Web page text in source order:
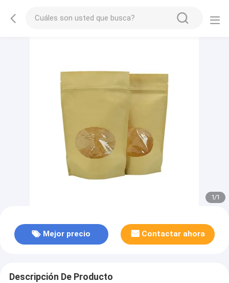
1/1
Mejor precio Contactar ahora
Descripción De Producto